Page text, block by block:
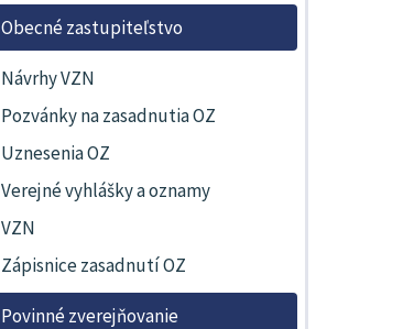
Obecné zastupiteľstvo
Návrhy VZN
Pozvánky na zasadnutia OZ
Uznesenia OZ
Verejné vyhlášky a oznamy
VZN
Zápisnice zasadnutí OZ
Povinné zverejňovanie